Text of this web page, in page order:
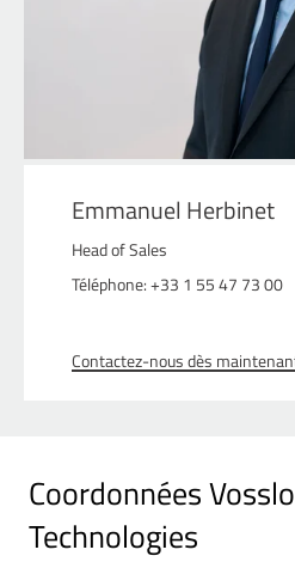
Emmanuel Herbinet
Head of Sales
Téléphone: +33 1 55 47 73 00
Contactez-nous dès
Coordonnées
Technologies